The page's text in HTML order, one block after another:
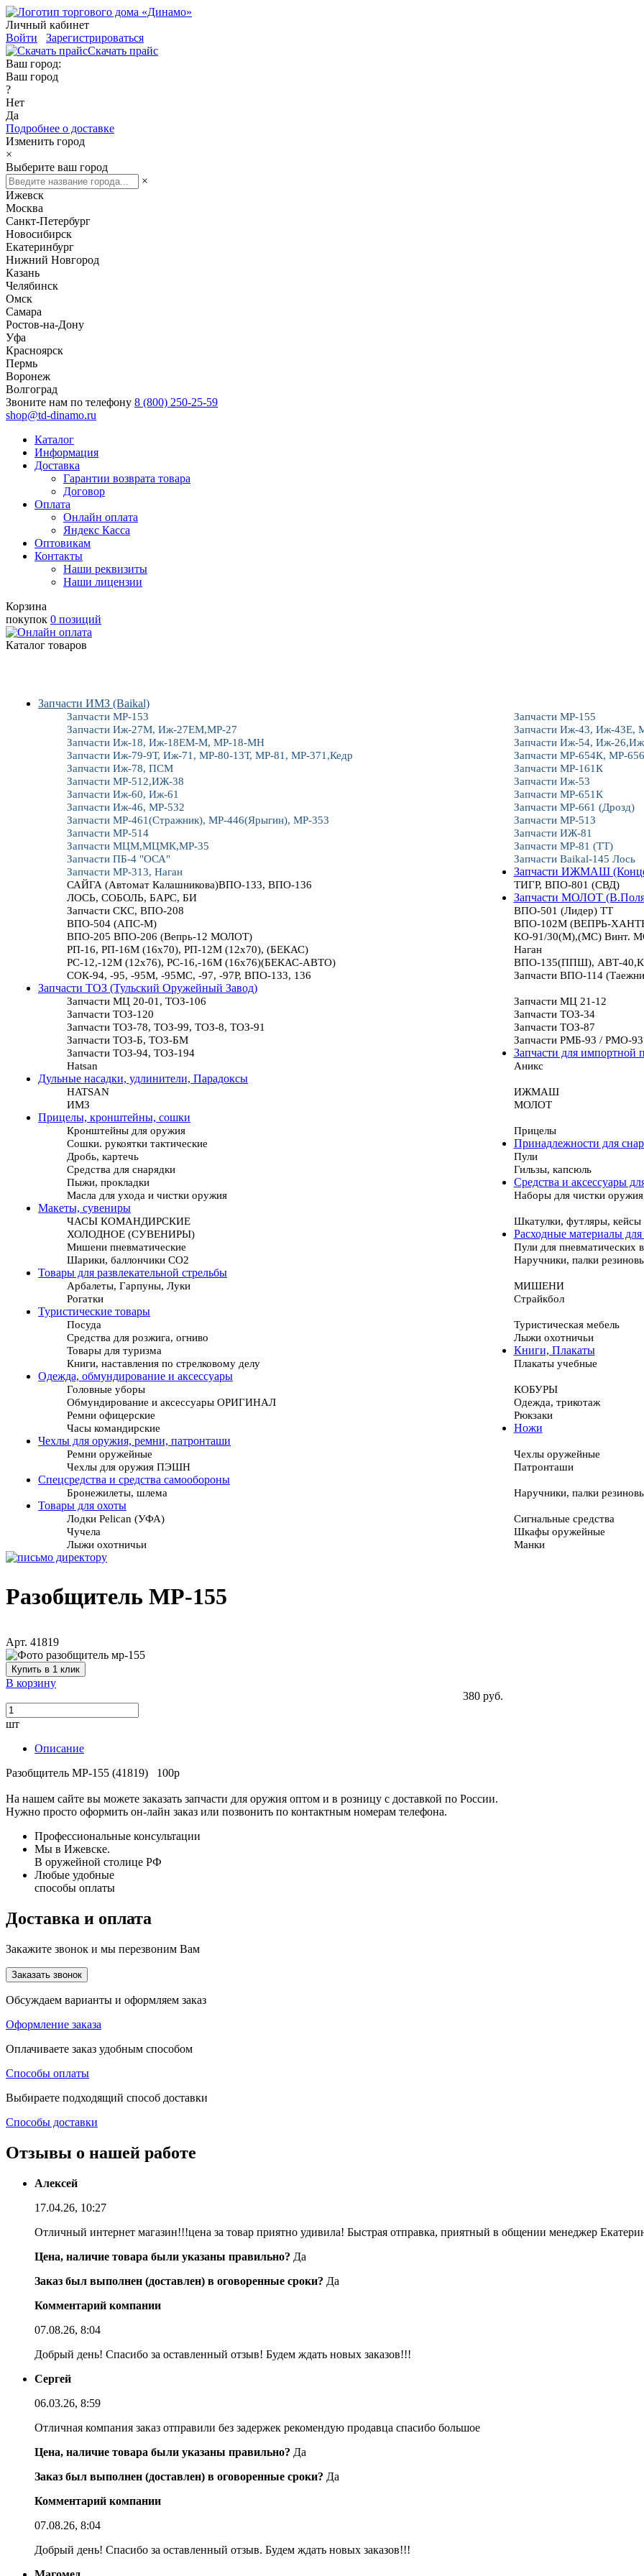
Личный кабинет
Войти
Зарегистрироваться
Скачать прайс
Ваш город:
Ваш город
?
Нет
Да
Подробнее о доставке
Изменить город
×
Выберите ваш город
×
Ижевск
Москва
Санкт-Петербург
Новосибирск
Екатеринбург
Нижний Новгород
Казань
Челябинск
Омск
Самара
Ростов-на-Дону
Уфа
Красноярск
Пермь
Воронеж
Волгоград
Звоните нам по телефону 8 (800) 250-25-59
shop@td-dinamo.ru
Каталог
Информация
Доставка
Гарантии возврата товара
Договор
Оплата
Онлайн оплата
Яндекс Касса
Оптовикам
Контакты
Наши реквизиты
Наши лицензии
Корзина
покупок 0 позиций
Каталог товаров
Запчасти ИМЗ (Baikal)
Запчасти МР-153
Запчасти МР-155
Запчасти Иж-27М, Иж-27ЕМ,МР-27
Запчасти Иж-43, Иж-43Е,
Запчасти Иж-18, Иж-18ЕМ-М, МР-18-МН
Запчасти Иж-54, Иж-
Запчасти Иж-79-9Т, Иж-71, МР-80-13Т, МР-81, МР-371,Кедр
Запчасти МР-654К, МР-
Запчасти Иж-78, ПСМ
Запчасти МР-161К
Запчасти МР-512,ИЖ-38
Запчасти Иж-53
Запчасти Иж-60, Иж-61
Запчасти МР-651К
Запчасти Иж-46, МР-532
Запчасти МР-661 (Дрозд)
Запчасти МР-461(Стражник), МР-446(Ярыгин), МР-353
Запчасти МР-513
Запчасти МР-514
Запчасти ИЖ-81
Запчасти МЦМ,МЦМК,МР-35
Запчасти МР-81 (ТТ)
Запчасти ПБ-4 "ОСА"
Запчасти Baikal-145 Лось
Запчасти МР-313, Наган
Запчасти ИЖМАШ
САЙГА (Автомат Калашникова)ВПО-133, ВПО-136
ТИГР, ВПО-801 (СВД)
ЛОСЬ, СОБОЛЬ, БАРС, БИ
Запчасти МОЛОТ
Запчасти СКС, ВПО-208
ВПО-501 (Лидер) ТТ
ВПО-504 (АПС-М)
ВПО-102М (ВЕПРЬ-
ВПО-205 ВПО-206 (Вепрь-12 МОЛОТ)
КО-91/30(М),(МС) Винт.
РП-16, РП-16М (16х70), РП-12М (12х70), (БЕКАС)
Наган
РС-12,-12М (12х76), РС-16,-16М (16х76)(БЕКАС-АВТО)
ВПО-135(ППШ), АВТ-
СОК-94, -95, -95М, -95МС, -97, -97Р, ВПО-133, 136
Запчасти ВПО-114
Запчасти ТОЗ (Тульский Оружейный Завод)
Запчасти МЦ 20-01, ТОЗ-106
Запчасти МЦ 21-12
Запчасти ТОЗ-120
Запчасти ТОЗ-34
Запчасти ТОЗ-78, ТОЗ-99, ТОЗ-8, ТОЗ-91
Запчасти ТОЗ-87
Запчасти ТОЗ-Б, ТОЗ-БМ
Запчасти РМБ-93 / РМО-93
Запчасти ТОЗ-94, ТОЗ-194
Запчасти для импортной
Hatsan
Аникс
Дульные насадки, удлинители, Парадоксы
HATSAN
ИЖМАШ
ИМЗ
МОЛОТ
Прицелы, кронштейны, сошки
Кронштейны для оружия
Прицелы
Сошки. рукоятки тактические
Принадлежности для
Дробь, картечь
Пули
Средства для снарядки
Гильзы, капсюль
Пыжи, прокладки
Средства и аксессуары
Масла для ухода и чистки оружия
Наборы для чистки
Макеты, сувениры
ЧАСЫ КОМАНДИРСКИЕ
Шкатулки, футляры, кейсы
ХОЛОДНОЕ (СУВЕНИРЫ)
Расходные материалы
Мишени пневматические
Пули для пневматических
Шарики, баллончики СО2
Наручники, палки
Товары для развлекательной стрельбы
Арбалеты, Гарпуны, Луки
МИШЕНИ
Рогатки
Страйкбол
Туристические товары
Посуда
Туристическая мебель
Средства для розжига, огниво
Лыжи охотничьи
Товары для туризма
Книги, Плакаты
Книги, наставления по стрелковому делу
Плакаты учебные
Одежда, обмундирование и аксессуары
Головные уборы
КОБУРЫ
Обмундирование и аксессуары ОРИГИНАЛ
Одежда, трикотаж
Ремни офицерские
Рюкзаки
Часы командирские
Ножи
Чехлы для оружия, ремни, патронташи
Ремни оружейные
Чехлы оружейные
Чехлы для оружия ПЭШН
Патронташи
Спецсредства и средства самообороны
Бронежилеты, шлема
Наручники, палки
Товары для охоты
Лодки Pelican (УФА)
Сигнальные средства
Чучела
Шкафы оружейные
Лыжи охотничьи
Манки
Разобщитель МР-155
Арт. 41819
Купить в 1 клик
В корзину
380 руб.
шт
Описание
Разобщитель МР-155 (41819) 100р
На нашем сайте вы можете заказать запчасти для оружия оптом и в розницу с доставкой по России.
Нужно просто оформить он-лайн заказ или позвонить по контактным номерам телефона.
Профессиональные консультации
Мы в Ижевске.
В оружейной столице РФ
Любые удобные
способы оплаты
Доставка и оплата
Закажите звонок и мы перезвоним Вам
Заказать звонок
Обсуждаем варианты и оформляем заказ
Оформление заказа
Оплачиваете заказ удобным способом
Способы оплаты
Выбираете подходящий способ доставки
Способы доставки
Отзывы о нашей работе
Алексей
17.04.26, 10:27
Отличный интернет магазин!!!цена за товар приятно удивила! Быстрая отправка, приятный в общении менеджер
Цена, наличие товара были указаны правильно? Да
Заказ был выполнен (доставлен) в оговоренные сроки? Да
Комментарий компании
07.08.26, 8:04
Добрый день! Спасибо за оставленный отзыв! Будем ждать новых заказов!!!
Сергей
06.03.26, 8:59
Отличная компания заказ отправили без задержек рекомендую продавца спасибо большое
Цена, наличие товара были указаны правильно? Да
Заказ был выполнен (доставлен) в оговоренные сроки? Да
Комментарий компании
07.08.26, 8:04
Добрый день! Спасибо за оставленный отзыв. Будем ждать новых заказов!!!